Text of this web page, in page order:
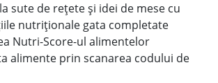
sute de rețete și idei de mese cu
nutriționale gata completate
Nutri-Score-ul alimentelor
alimente prin scanarea codului de